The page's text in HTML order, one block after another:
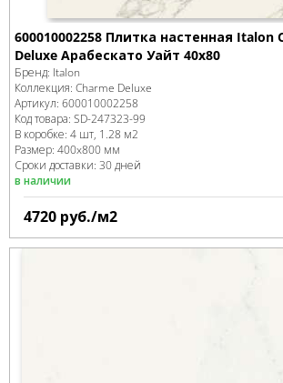
600010002258 Плитка настенная Italon
Deluxe Арабескато Уайт 40x80
Бренд: Italon
Коллекция: Charme Deluxe
Артикул: 600010002258
Код товара: SD-247323-99
В коробке: 4 шт, 1.28 м2
Размер: 400x800 мм
Сроки доставки: 30 дней
в наличии
4720 руб./м2